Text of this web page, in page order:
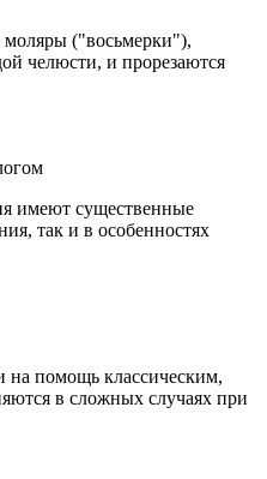
моляры ("восьмерки"),
челюсти, и прорезаются
имеют существенные
так и в особенностях
на помощь классическим,
в сложных случаях при